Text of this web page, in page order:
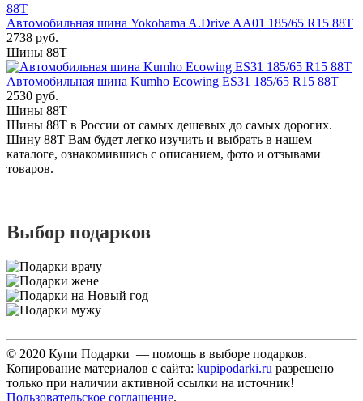
Автомобильная шина Yokohama A.Drive AA01 185/65 R15 88T
2738 руб.
Шины 88T
Автомобильная шина Kumho Ecowing ES31 185/65 R15 88T
2530 руб.
Шины 88T
Шины 88T в России от самых дешевых до самых дорогих.
Шину 88T Вам будет легко изучить и выбрать в нашем
каталоге, ознакомившись с описанием, фото и отзывами
товаров.
Выбор подарков
© 2020 Купи Подарки — помощь в выборе подарков.
Копирование материалов с сайта: kupipodarki.ru разрешено
только при наличии активной ссылки на источник!
Пользовательское соглашение.